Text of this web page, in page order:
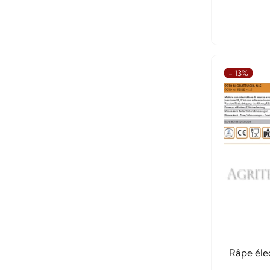
- 13%
Râpe